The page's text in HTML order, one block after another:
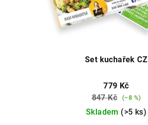
Set kuchařek CZ
779 Kč
847 Kč
(–8 %)
Skladem (>5 ks)